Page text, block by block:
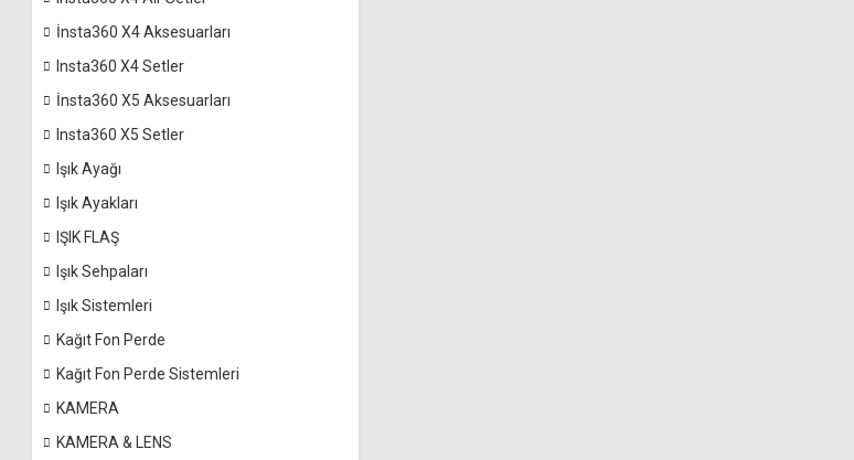
İnsta360 X4 Aksesuarları
Insta360 X4 Setler
İnsta360 X5 Aksesuarları
Insta360 X5 Setler
Işık Ayağı
Işık Ayakları
IŞIK FLAŞ
Işık Sehpaları
Işık Sistemleri
Kağıt Fon Perde
Kağıt Fon Perde Sistemleri
KAMERA
KAMERA & LENS